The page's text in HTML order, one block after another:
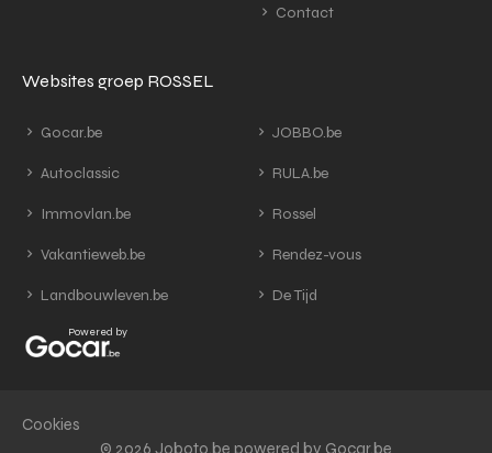
Contact
Websites groep ROSSEL
Gocar.be
Autoclassic
Immovlan.be
Vakantieweb.be
Landbouwleven.be
JOBBO.be
RULA.be
Rossel
Rendez-vous
De Tijd
Powered by
Cookies
© 2026 Joboto.be powered by Gocar.be